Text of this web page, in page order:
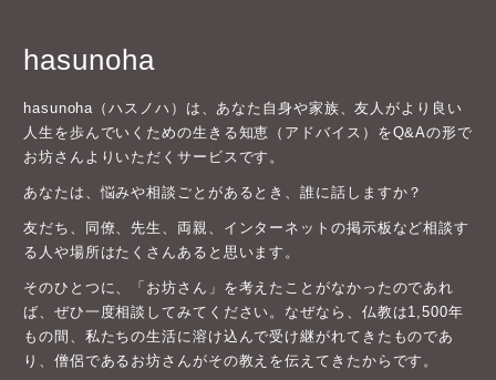
hasunoha
hasunoha（ハスノハ）は、あなた自身や家族、友人がより良い
人生を歩んでいくための生きる知恵（アドバイス）をQ&Aの形で
お坊さんよりいただくサービスです。
あなたは、悩みや相談ごとがあるとき、誰に話しますか？
友だち、同僚、先生、両親、インターネットの掲示板など相談す
る人や場所はたくさんあると思います。
そのひとつに、「お坊さん」を考えたことがなかったのであれ
ば、ぜひ一度相談してみてください。なぜなら、仏教は1,500年
もの間、私たちの生活に溶け込んで受け継がれてきたものであ
り、僧侶であるお坊さんがその教えを伝えてきたからです。